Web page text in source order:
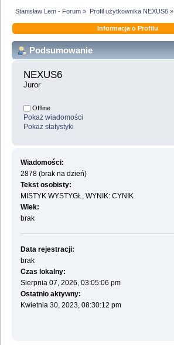
Stanisław Lem - Forum » Profil użytkownika NEXUS6»
Informacja o Profilu
Podsumowanie
NEXUS6
Juror
Offline
Pokaż wiadomości
Pokaż statystyki
Wiadomości:
2878 (brak na dzień)
Tekst osobisty:
MISTYK WYSTYGŁ, WYNIK: CYNIK
Wiek:
brak
Data rejestracji:
brak
Czas lokalny:
Sierpnia 07, 2026, 03:05:06 pm
Ostatnio aktywny:
Kwietnia 30, 2023, 08:30:12 pm